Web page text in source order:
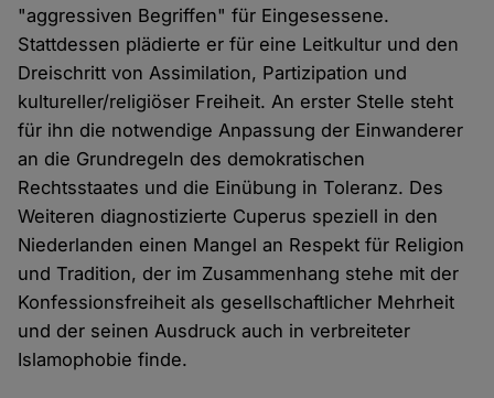
"aggressiven Begriffen" für Eingesessene.
Stattdessen plädierte er für eine Leitkultur und den
Dreischritt von Assimilation, Partizipation und
kultureller/religiöser Freiheit. An erster Stelle steht
für ihn die notwendige Anpassung der Einwanderer
an die Grundregeln des demokratischen
Rechtsstaates und die Einübung in Toleranz. Des
Weiteren diagnostizierte Cuperus speziell in den
Niederlanden einen Mangel an Respekt für Religion
und Tradition, der im Zusammenhang stehe mit der
Konfessionsfreiheit als gesellschaftlicher Mehrheit
und der seinen Ausdruck auch in verbreiteter
Islamophobie finde.